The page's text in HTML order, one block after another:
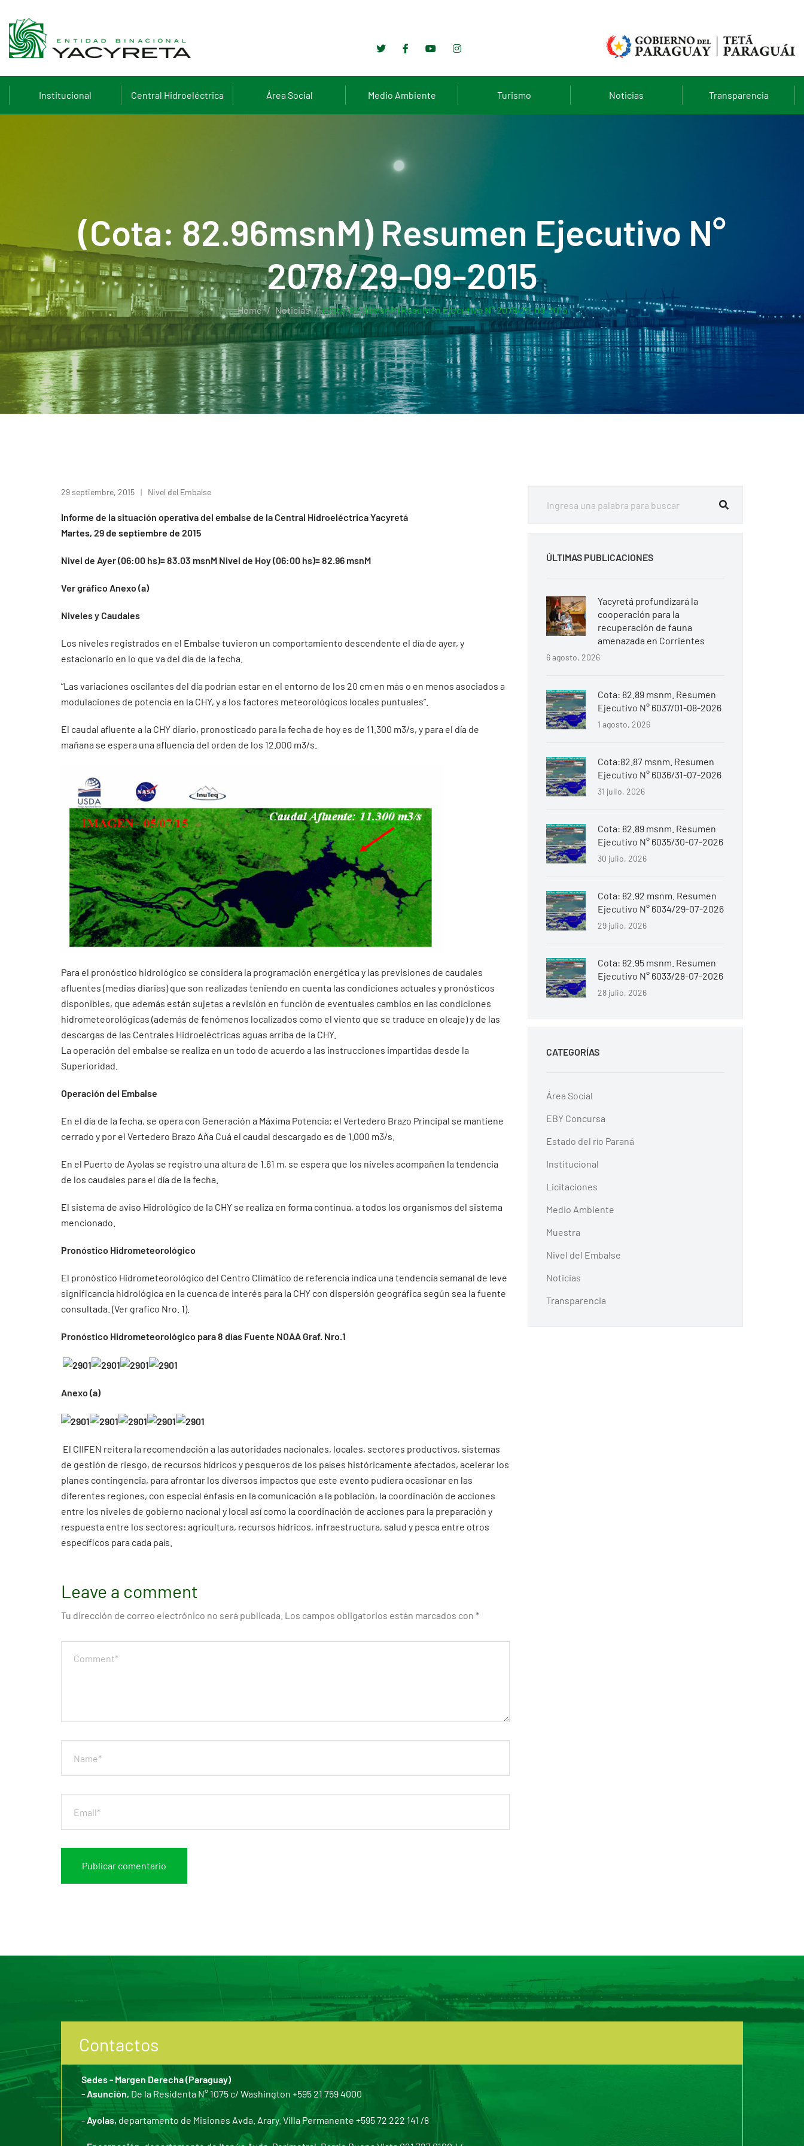
Institucional Central Hidroeléctrica Área Social Medio Ambiente Turismo Noticias Transparencia
(Cota: 82.96msnM) Resumen Ejecutivo N°
2078/29-09-2015
Home Noticias (Cota: 82.96msnM) Resumen Ejecutivo N° 2078/29-09-2015
29 septiembre, 2015 Nivel del Embalse
Informe de la situación operativa del embalse de la Central Hidroeléctrica Yacyretá
Martes, 29 de septiembre de 2015
Nivel de Ayer (06:00 hs)= 83.03 msnM Nivel de Hoy (06:00 hs)= 82.96 msnM
Ver gráfico Anexo (a)
Niveles y Caudales
Los niveles registrados en el Embalse tuvieron un comportamiento descendente el día de ayer, y
estacionario en lo que va del día de la fecha.
“Las variaciones oscilantes del día podrían estar en el entorno de los 20 cm en más o en menos asociados a
modulaciones de potencia en la CHY, y a los factores meteorológicos locales puntuales”.
El caudal afluente a la CHY diario, pronosticado para la fecha de hoy es de 11.300 m3/s, y para el día de
mañana se espera una afluencia del orden de los 12.000 m3/s.
Para el pronóstico hidrológico se considera la programación energética y las previsiones de caudales
afluentes (medias diarias) que son realizadas teniendo en cuenta las condiciones actuales y pronósticos
disponibles, que además están sujetas a revisión en función de eventuales cambios en las condiciones
hidrometeorológicas (además de fenómenos localizados como el viento que se traduce en oleaje) y de las
descargas de las Centrales Hidroeléctricas aguas arriba de la CHY.
La operación del embalse se realiza en un todo de acuerdo a las instrucciones impartidas desde la
Superioridad.
Operación del Embalse
En el día de la fecha, se opera con Generación a Máxima Potencia; el Vertedero Brazo Principal se mantiene
cerrado y por el Vertedero Brazo Aña Cuá el caudal descargado es de 1.000 m3/s.
En el Puerto de Ayolas se registro una altura de 1.61 m, se espera que los niveles acompañen la tendencia
de los caudales para el día de la fecha.
El sistema de aviso Hidrológico de la CHY se realiza en forma continua, a todos los organismos del sistema
mencionado.
Pronóstico Hidrometeorológico
El pronóstico Hidrometeorológico del Centro Climático de referencia indica una tendencia semanal de leve
significancia hidrológica en la cuenca de interés para la CHY con dispersión geográfica según sea la fuente
consultada. (Ver grafico Nro. 1).
Pronóstico Hidrometeorológico para 8 días Fuente NOAA Graf. Nro.1
Anexo (a)
El CIIFEN reitera la recomendación a las autoridades nacionales, locales, sectores productivos, sistemas
de gestión de riesgo, de recursos hídricos y pesqueros de los países históricamente afectados, acelerar los
planes contingencia, para afrontar los diversos impactos que este evento pudiera ocasionar en las
diferentes regiones, con especial énfasis en la comunicación a la población, la coordinación de acciones
entre los niveles de gobierno nacional y local así como la coordinación de acciones para la preparación y
respuesta entre los sectores: agricultura, recursos hídricos, infraestructura, salud y pesca entre otros
específicos para cada país.
Leave a comment
Tu dirección de correo electrónico no será publicada. Los campos obligatorios están marcados con *
ÚLTIMAS PUBLICACIONES
Yacyretá profundizará la
cooperación para la
recuperación de fauna
amenazada en Corrientes
6 agosto, 2026
Cota: 82.89 msnm. Resumen
Ejecutivo N° 6037/01-08-2026
1 agosto, 2026
Cota:82.87 msnm. Resumen
Ejecutivo N° 6036/31-07-2026
31 julio, 2026
Cota: 82.89 msnm. Resumen
Ejecutivo N° 6035/30-07-2026
30 julio, 2026
Cota: 82.92 msnm. Resumen
Ejecutivo N° 6034/29-07-2026
29 julio, 2026
Cota: 82.95 msnm. Resumen
Ejecutivo N° 6033/28-07-2026
28 julio, 2026
CATEGORÍAS
Área Social
EBY Concursa
Estado del río Paraná
Institucional
Licitaciones
Medio Ambiente
Muestra
Nivel del Embalse
Noticias
Transparencia
Contactos
Sedes - Margen Derecha (Paraguay)
- Asunción, De la Residenta N° 1075 c/ Washington +595 21 759 4000
-Ayolas, departamento de Misiones Avda. Arary. Villa Permanente +595 72 222 141 /8